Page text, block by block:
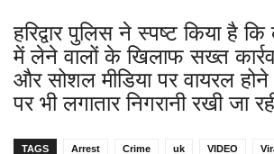
हरिद्वार पुलिस ने स्पष्ट किया है
में लेने वालों के खिलाफ सख्त
और सोशल मीडिया पर वायरल
पर भी लगातार निगरानी रखी जा
TAGS Arrest Crime uk VIDEO